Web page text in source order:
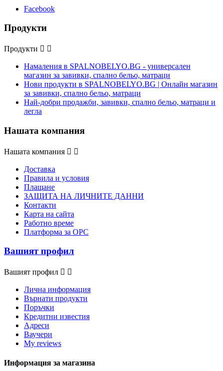
Facebook
Продукти
Продукти  
Намаления в SPALNOBELYO.BG - универсален
магазин за завивки, спално бельо, матраци
Нови продукти в SPALNOBELYO.BG | Онлайн магазин
за завивки, спално бельо, матраци
Най-добри продажби, завивки, спално бельо, матраци и
легла
Нашата компания
Нашата компания  
Доставка
Правила и условия
Плащане
ЗАЩИТА НА ЛИЧНИТЕ ДАННИ
Контакти
Карта на сайта
Работно време
Платформа за ОРС
Вашият профил
Вашият профил  
Лична информация
Върнати продукти
Поръчки
Кредитни известия
Адреси
Ваучери
My reviews
Информация за магазина